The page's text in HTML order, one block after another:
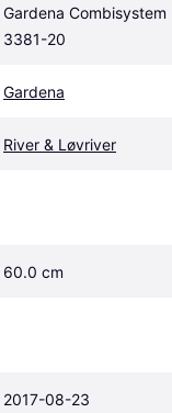
Gardena Combisystem
3381-20
Gardena
River & Løvriver
60.0 cm
2017-08-23